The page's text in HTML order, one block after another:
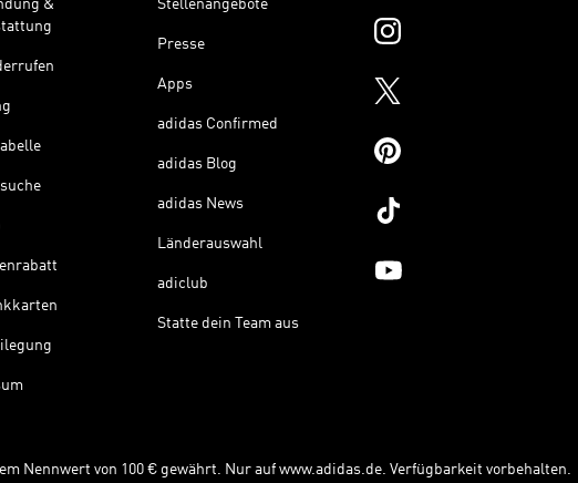
&
Stellenangebote
Presse
Apps
adidas Confirmed
adidas Blog
adidas News
Länderauswahl
adiclub
Statte dein Team aus
Nennwert von 100 € gewährt. Nur auf www.adidas.de. Verfügbarkeit vorbehalten.